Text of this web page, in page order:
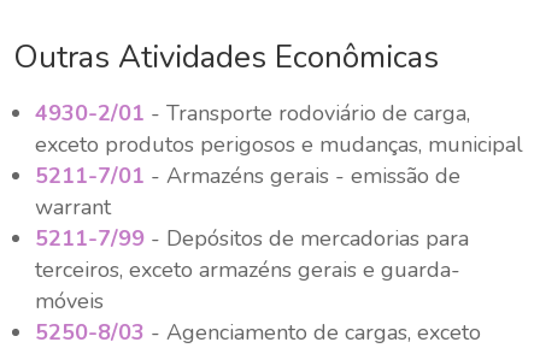
Outras Atividades Econômicas
4930-2/01 - Transporte rodoviário de carga,
exceto produtos perigosos e mudanças, municipal
5211-7/01 - Armazéns gerais - emissão de
warrant
5211-7/99 - Depósitos de mercadorias para
terceiros, exceto armazéns gerais e guarda-
móveis
5250-8/03 - Agenciamento de cargas, exceto